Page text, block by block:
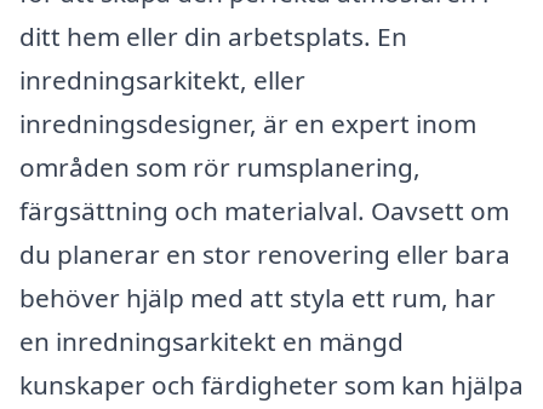
ditt hem eller din arbetsplats. En
inredningsarkitekt, eller
inredningsdesigner, är en expert inom
områden som rör rumsplanering,
färgsättning och materialval. Oavsett om
du planerar en stor renovering eller bara
behöver hjälp med att styla ett rum, har
en inredningsarkitekt en mängd
kunskaper och färdigheter som kan hjälpa